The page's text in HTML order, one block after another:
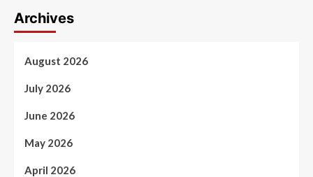
Archives
August 2026
July 2026
June 2026
May 2026
April 2026